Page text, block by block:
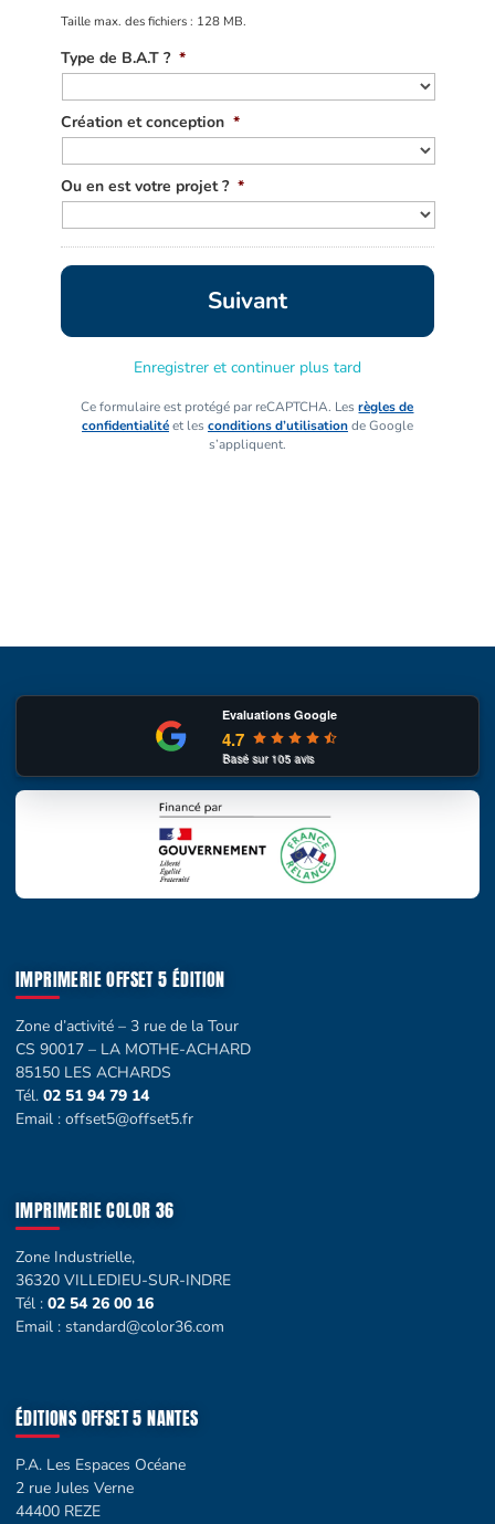
Taille max. des fichiers : 128 MB.
Type de B.A.T ? *
Création et conception *
Ou en est votre projet ? *
Enregistrer et continuer plus tard
Ce formulaire est protégé par reCAPTCHA. Lesrègles de
confidentialitéet les conditions d’utilisationde Google
s’appliquent.
Evaluations Google
4.7
Basé sur105avis
IMPRIMERIE OFFSET 5 ÉDITION
Zone d’activité – 3 rue de la Tour
CS 90017 – LA MOTHE-ACHARD
85150 LES ACHARDS
Tél. 02 51 94 79 14
Email : offset5@offset5.fr
IMPRIMERIE COLOR 36
Zone Industrielle,
36320 VILLEDIEU-SUR-INDRE
Tél : 02 54 26 00 16
Email : standard@color36.com
ÉDITIONS OFFSET 5 NANTES
P.A. Les Espaces Océane
2 rue Jules Verne
44400 REZE